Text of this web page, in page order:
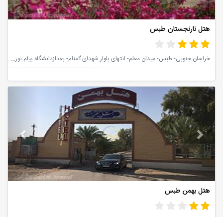
هتل نارنجستان طبس
خراسان جنوبی- طبس- میدان معلم- انتهای بلوار شهدای گمنام- بعدازدانشگاه پیام نور- هتل نارنجستان طبس
Next
هتل بهمن طبس